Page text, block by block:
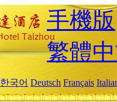
手機版
繁體
한국어 Deutsch Français